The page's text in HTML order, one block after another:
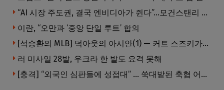
“AI 시장 주도권, 결국 엔비디아가 쥔다”…모건스탠리 장담
이란, “오만과 ‘중앙 단일 루트’ 합의
[석승환의 MLB] 덕아웃의 아시안(1) — 커트 스즈키가 우리에게 묻는 것
러 미사일 28발, 우크라 한 발도 요격 못해
[충격] “외국인 심판들에 성접대” … 쑥대밭된 축협 어디까지 추락하나